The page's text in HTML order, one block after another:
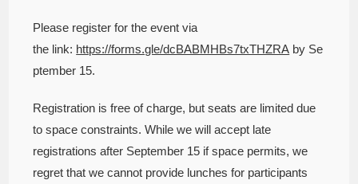
Please register for the event via
the link: https://forms.gle/dcBABMHBs7txTHZRA by Se
ptember 15.
Registration is free of charge, but seats are limited due
to space constraints. While we will accept late
registrations after September 15 if space permits, we
regret that we cannot provide lunches for participants